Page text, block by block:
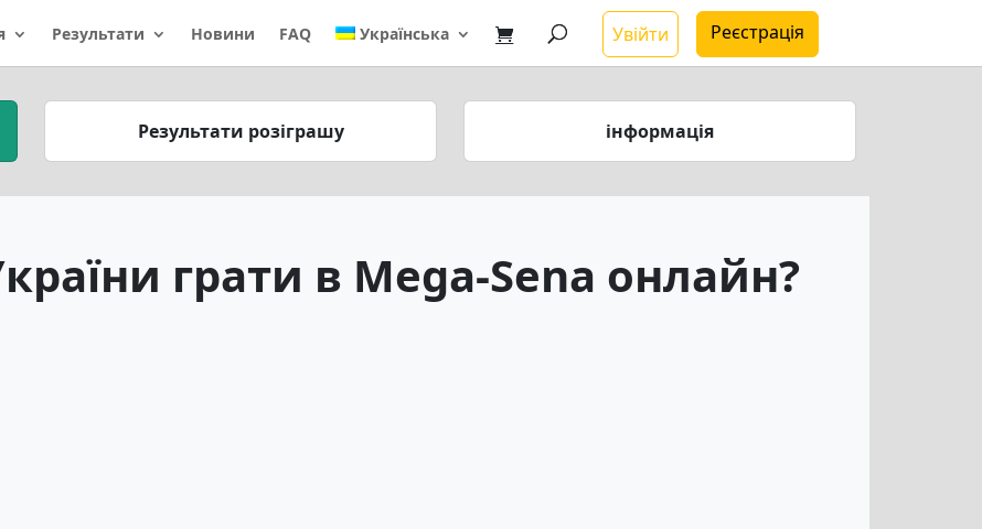
Результати Новини FAQ Українська Увійти Реєстрація
Результати розіграшу інформація
грати в Mega-Sena онлайн?